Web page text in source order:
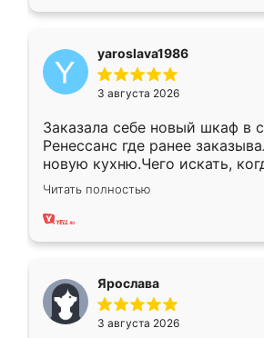
yaroslava1986
3 августа 2026
Заказала себе новый шкаф в
Ренессанс где ранее
новую кухню.Чего искать,
вполне довольна. Служит
два года, нареканий нет.
Читать полностью
Ярослава
3 августа 2026